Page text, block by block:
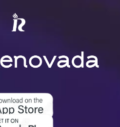
aplicativo